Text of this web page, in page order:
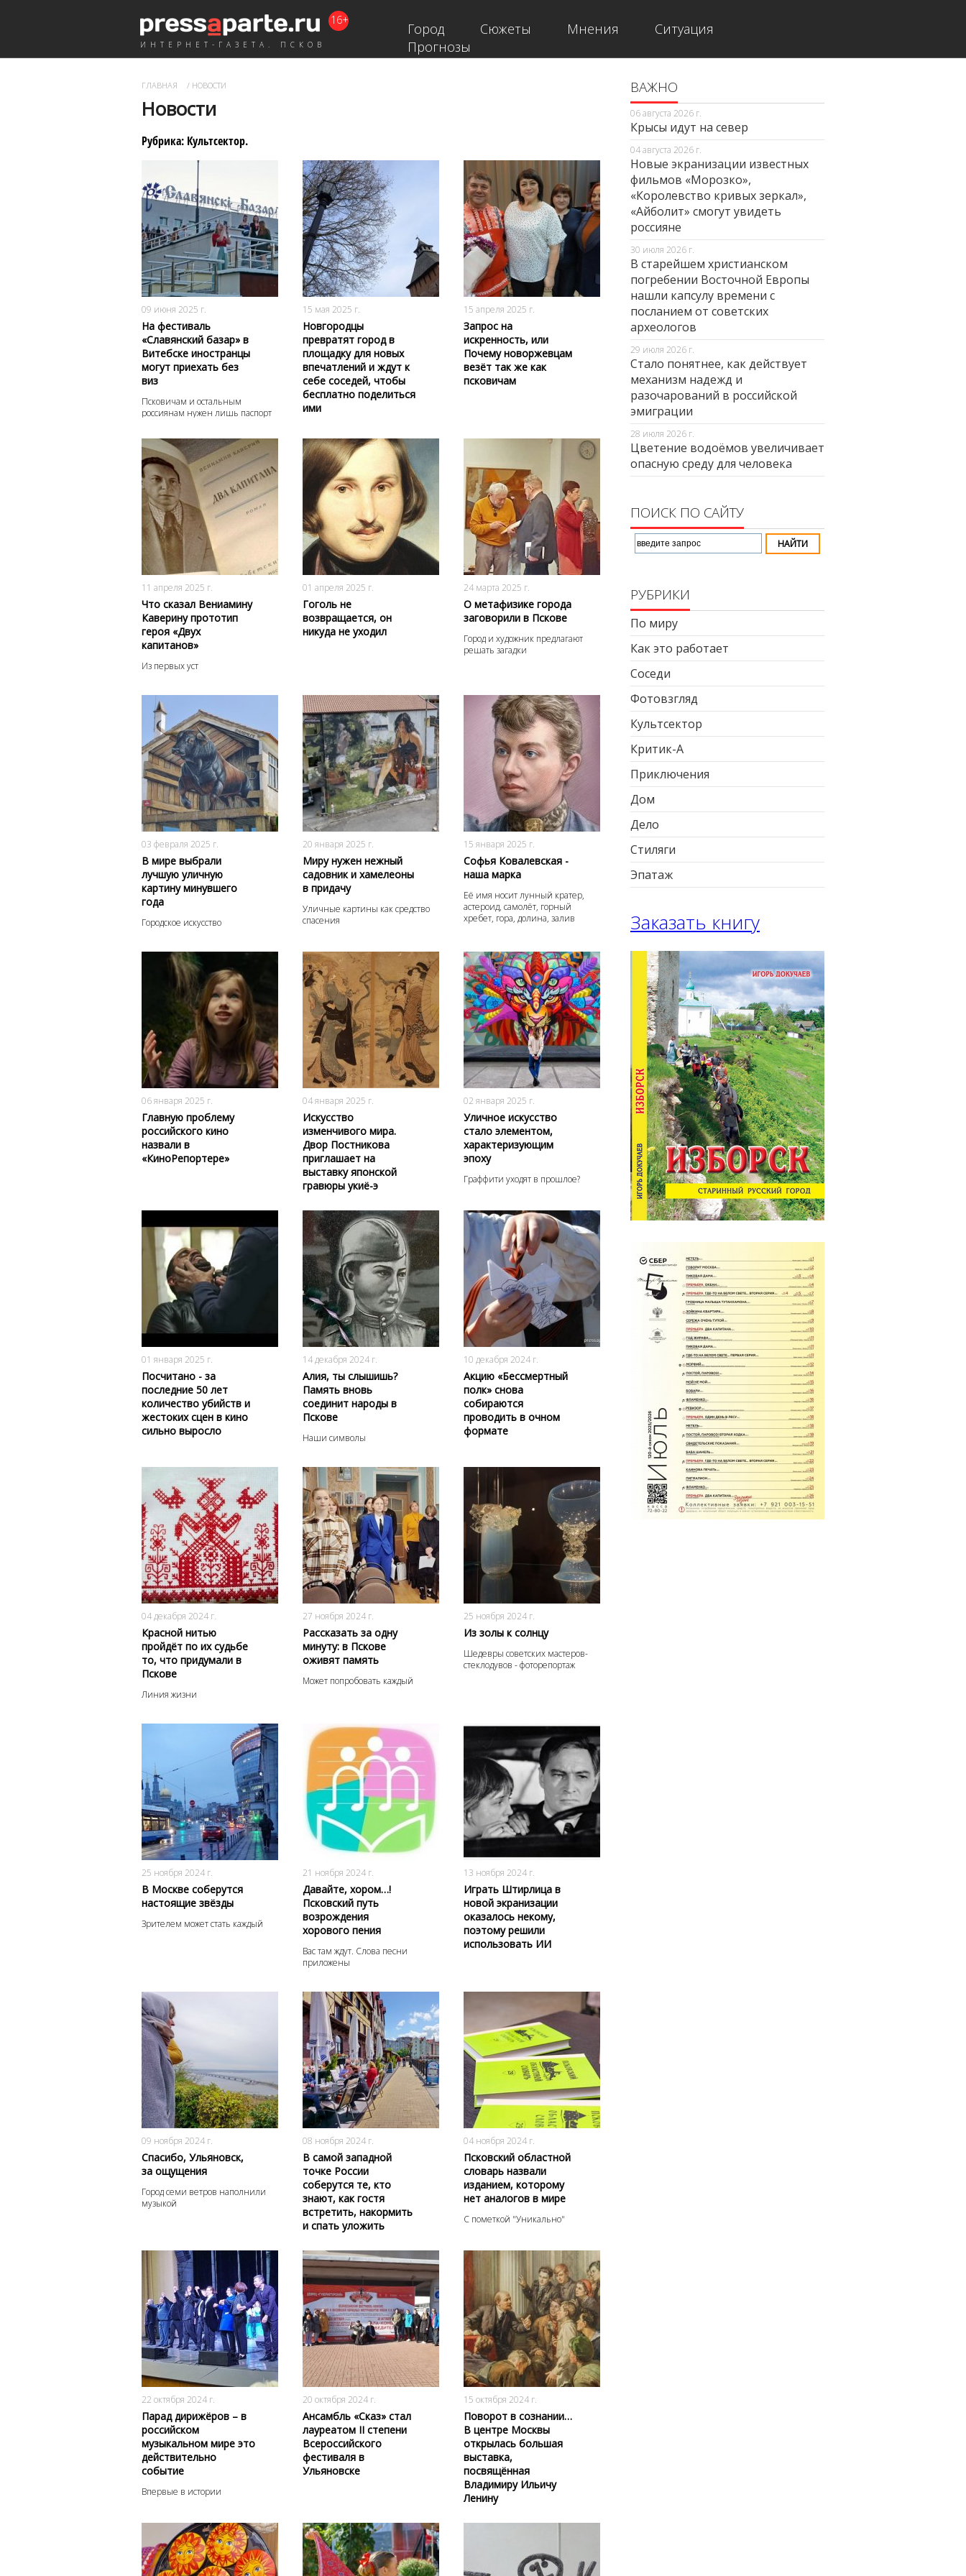
ИНТЕРНЕТ-ГАЗЕТА. ПСКОВ
16+
Город Сюжеты Мнения
Ситуация
Прогнозы
ГЛАВНАЯ / НОВОСТИ
Новости
Рубрика: Культсектор.
09 июня 2025 г.
На фестиваль
«Славянский базар» в
Витебске иностранцы
могут приехать без
виз
Псковичам и остальным
россиянам нужен лишь паспорт
7394
0
15 мая 2025 г.
Новгородцы
превратят город в
площадку для новых
впечатлений и ждут к
себе соседей, чтобы
бесплатно поделиться
ими
561
15 апреля 2025 г.
Запрос на
искренность, или
Почему новоржевцам
везёт так же как
псковичам
11 апреля 2025 г.
Что сказал Вениамину
Каверину прототип
героя «Двух
капитанов»
Из первых уст
1106
01 апреля 2025 г.
Гоголь не
возвращается, он
никуда не уходил
24 марта 2025 г.
О метафизике города
заговорили в Пскове
Город и художник предлагают
решать загадки
1727 0
03 февраля 2025 г.
В мире выбрали
лучшую уличную
картину минувшего
года
Городское искусство
544
0
20 января 2025 г.
Миру нужен нежный
садовник и хамелеоны
в придачу
Уличные картины как средство
спасения
1163
15 января 2025 г.
Софья Ковалевская -
наша марка
Её имя носит лунный кратер,
астероид, самолёт, горный
хребет, гора, долина, залив
964 0
06 января 2025 г.
Главную проблему
российского кино
назвали в
«КиноРепортере»
1604
0
04 января 2025 г.
Искусство
изменчивого мира.
Двор Постникова
приглашает на
выставку японской
гравюры укиё-э
1374
0
02 января 2025 г.
Уличное искусство
стало элементом,
характеризующим
эпоху
Граффити уходят в прошлое?
1101 0
01 января 2025 г.
Посчитано - за
последние 50 лет
количество убийств и
жестоких сцен в кино
сильно выросло
14 декабря 2024 г.
Алия, ты слышишь?
Память вновь
соединит народы в
Пскове
Наши символы
1345
0
10 декабря 2024 г.
Акцию «Бессмертный
полк» снова
собираются
проводить в очном
формате
500
04 декабря 2024 г.
Красной нитью
пройдёт по их судьбе
то, что придумали в
Пскове
Линия жизни
1142
0
27 ноября 2024 г.
Рассказать за одну
минуту: в Пскове
оживят память
Может попробовать каждый
949
0
25 ноября 2024 г.
Из золы к солнцу
Шедевры советских мастеров-
стеклодувов - фоторепортаж
25 ноября 2024 г.
В Москве соберутся
настоящие звёзды
Зрителем может стать каждый
587
0
21 ноября 2024 г.
Давайте, хором…!
Псковский путь
возрождения
хорового пения
Вас там ждут. Слова песни
приложены
1062
0
13 ноября 2024 г.
Играть Штирлица в
новой экранизации
оказалось некому,
поэтому решили
использовать ИИ
09 ноября 2024 г.
Спасибо, Ульяновск,
за ощущения
Город семи ветров наполнили
музыкой
1728
0
08 ноября 2024 г.
В самой западной
точке России
соберутся те, кто
знают, как гостя
встретить, накормить
и спать уложить
1292
0
04 ноября 2024 г.
Псковский областной
словарь назвали
изданием, которому
нет аналогов в мире
С пометкой "Уникально"
1598 0
22 октября 2024 г.
Парад дирижёров – в
российском
музыкальном мире это
действительно
событие
Впервые в истории
1725
20 октября 2024 г.
Ансамбль «Сказ» стал
лауреатом II степени
Всероссийского
фестиваля в
Ульяновске
664
0
15 октября 2024 г.
Поворот в сознании…
В центре Москвы
открылась большая
выставка,
посвящённая
Владимиру Ильичу
Ленину
935 0
ВАЖНО
06 августа 2026 г.
Крысы идут на север
04 августа 2026 г.
Новые экранизации известных
фильмов «Морозко»,
«Королевство кривых зеркал»,
«Айболит» смогут увидеть
россияне
30 июля 2026 г.
В старейшем христианском
погребении Восточной Европы
нашли капсулу времени с
посланием от советских
археологов
29 июля 2026 г.
Стало понятнее, как действует
механизм надежд и
разочарований в российской
эмиграции
28 июля 2026 г.
Цветение водоёмов увеличивает
опасную среду для человека
ПОИСК ПО САЙТУ
РУБРИКИ
По миру
Как это работает
Соседи
Фотовзгляд
Культсектор
Критик-А
Приключения
Дом
Дело
Стиляги
Эпатаж
Заказать книгу